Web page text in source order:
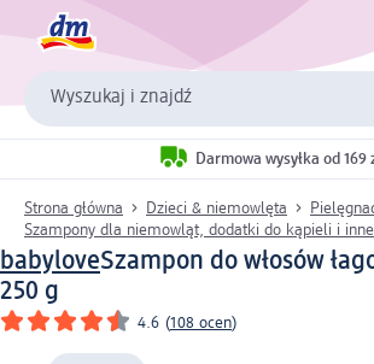
Wyszukaj i znajdź
Darmowa wysyłka od 169
Strona główna Dzieci & niemowlęta
Szampony dla niemowląt, dodatki do kąpieli i inne
babyloveSzampon do włosów
250 g
4.6 (108 ocen)